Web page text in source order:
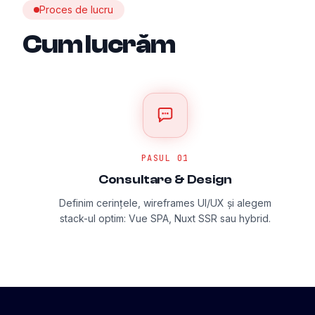
Proces de lucru
Cum lucrăm
PASUL 01
Consultare & Design
Definim cerințele, wireframes UI/UX și alegem
stack-ul optim: Vue SPA, Nuxt SSR sau hybrid.